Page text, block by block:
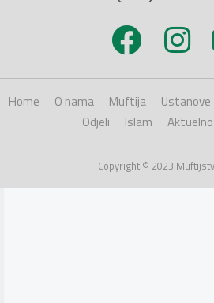
Home O nama Muftija Ustanove
Odjeli
Islam
Copyright © 2023